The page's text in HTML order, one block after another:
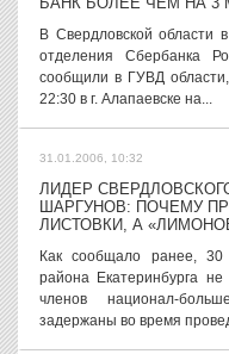
В Свердловской области
отделения Сбербанка
сообщили в ГУВД
22:30 в г. Алапаевске на...
31.01.2006, 10:32
ЛИДЕР
ШАРГУНОВ: ПОЧЕМУ
ЛИСТОВКИ, А
Как сообщало ранее, 30
района Екатеринбурга
членов национал-
задержаны во время